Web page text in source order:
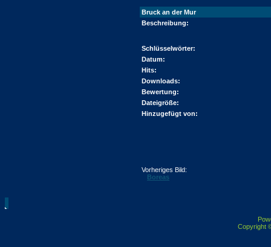
Bruck an der Mur
Beschreibung:
Schlüsselwörter:
Datum:
Hits:
Downloads:
Bewertung:
Dateigröße:
Hinzugefügt von:
Vorheriges Bild:
Boreas
Copyright